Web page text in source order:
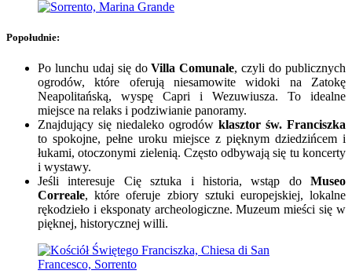
Popołudnie:
Po lunchu udaj się doVilla Comunale, czyli do publicznych
ogrodów, które oferują niesamowite widoki na Zatokę
Neapolitańską, wyspę Capri i Wezuwiusza. To idealne
miejsce na relaks i podziwianie panoramy.
Znajdujący się niedaleko ogrodów klasztor św. Franciszka
to spokojne, pełne uroku miejsce z pięknym dziedzińcem i
łukami, otoczonymi zielenią. Często odbywają się tu koncerty
i wystawy.
Jeśli interesuje Cię sztuka i historia, wstąp do Museo
Correale, które oferuje zbiory sztuki europejskiej, lokalne
rękodzieło i eksponaty archeologiczne. Muzeum mieści się w
pięknej, historycznej willi.